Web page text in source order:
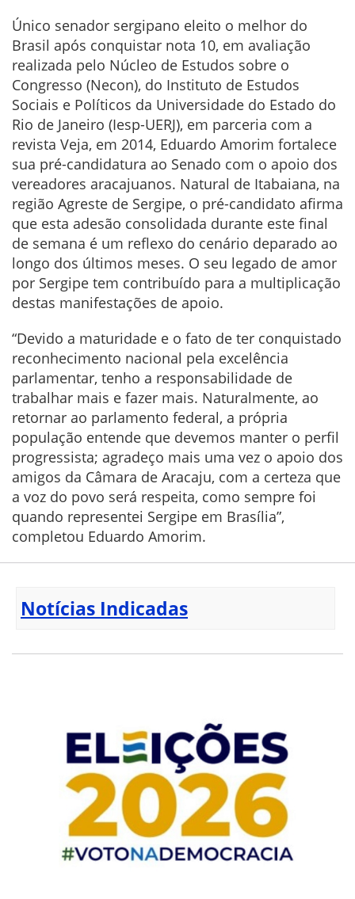
Único senador sergipano eleito o melhor do
Brasil após conquistar nota 10, em avaliação
realizada pelo Núcleo de Estudos sobre o
Congresso (Necon), do Instituto de Estudos
Sociais e Políticos da Universidade do Estado do
Rio de Janeiro (Iesp-UERJ), em parceria com a
revista Veja, em 2014, Eduardo Amorim fortalece
sua pré-candidatura ao Senado com o apoio dos
vereadores aracajuanos. Natural de Itabaiana, na
região Agreste de Sergipe, o pré-candidato afirma
que esta adesão consolidada durante este final
de semana é um reflexo do cenário deparado ao
longo dos últimos meses. O seu legado de amor
por Sergipe tem contribuído para a multiplicação
destas manifestações de apoio.
“Devido a maturidade e o fato de ter conquistado
reconhecimento nacional pela excelência
parlamentar, tenho a responsabilidade de
trabalhar mais e fazer mais. Naturalmente, ao
retornar ao parlamento federal, a própria
população entende que devemos manter o perfil
progressista; agradeço mais uma vez o apoio dos
amigos da Câmara de Aracaju, com a certeza que
a voz do povo será respeita, como sempre foi
quando representei Sergipe em Brasília”,
completou Eduardo Amorim.
Notícias Indicadas